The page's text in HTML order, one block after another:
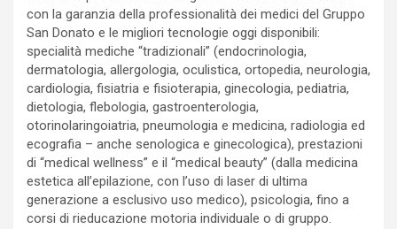
con la garanzia della professionalità dei medici del Gruppo
San Donato e le migliori tecnologie oggi disponibili:
specialità mediche “tradizionali” (endocrinologia,
dermatologia, allergologia, oculistica, ortopedia, neurologia,
cardiologia, fisiatria e fisioterapia, ginecologia, pediatria,
dietologia, flebologia, gastroenterologia,
otorinolaringoiatria, pneumologia e medicina, radiologia ed
ecografia – anche senologica e ginecologica), prestazioni
di “medical wellness” e il “medical beauty” (dalla medicina
estetica all’epilazione, con l’uso di laser di ultima
generazione a esclusivo uso medico), psicologia, fino a
corsi di rieducazione motoria individuale o di gruppo.